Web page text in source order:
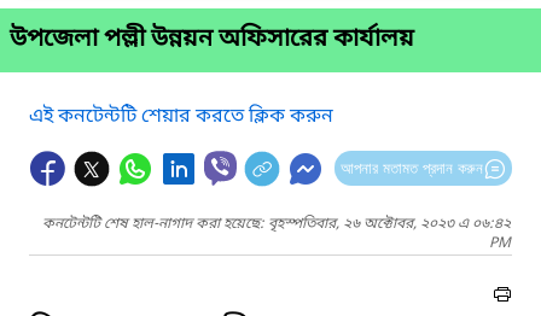
উপজেলা পল্লী উন্নয়ন অফিসারের কার্যালয়
এই কনটেন্টটি শেয়ার করতে ক্লিক করুন
আপনার মতামত প্রদান করুন
কনটেন্টটি শেষ হাল-নাগাদ করা হয়েছে: বৃহস্পতিবার, ২৬ অক্টোবর, ২০২৩ এ ০৬:৪২
PM